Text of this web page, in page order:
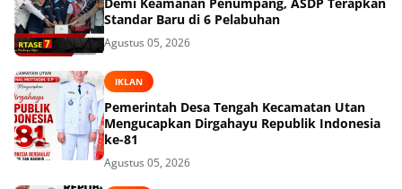
Demi Keamanan Penumpang, ASDP Terapkan
Standar Baru di 6 Pelabuhan
Agustus 05, 2026
IKLAN
Pemerintah Desa Tengah Kecamatan Utan
Mengucapkan Dirgahayu Republik Indonesia
ke-81
Agustus 05, 2026